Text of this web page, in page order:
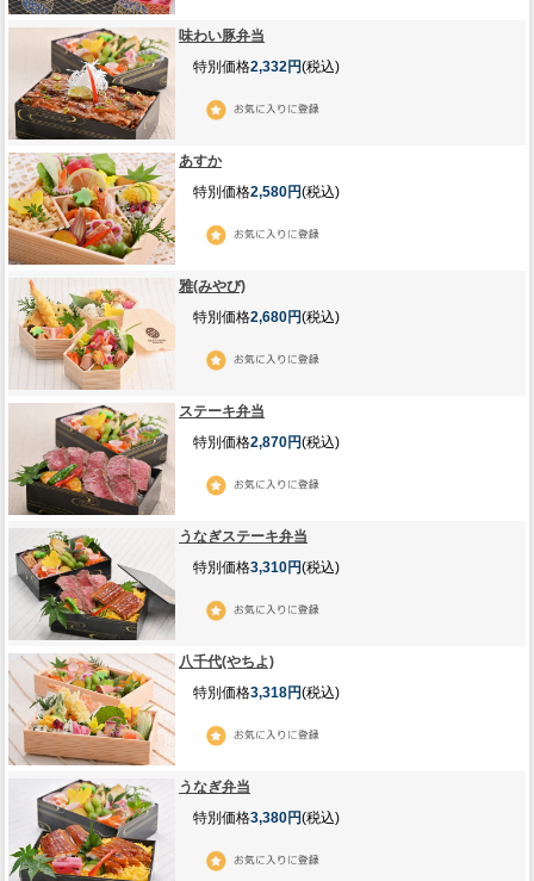
味わい豚弁当
特別価格2,332円(税込)
あすか
特別価格2,580円(税込)
雅(みやび)
特別価格2,680円(税込)
ステーキ弁当
特別価格2,870円(税込)
うなぎステーキ弁当
特別価格3,310円(税込)
八千代(やちよ)
特別価格3,318円(税込)
うなぎ弁当
特別価格3,380円(税込)